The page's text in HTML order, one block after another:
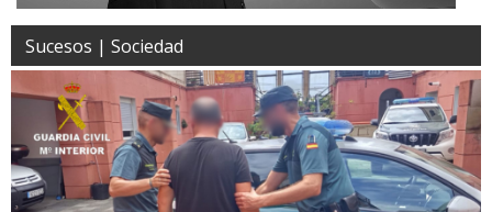
Sucesos | Sociedad